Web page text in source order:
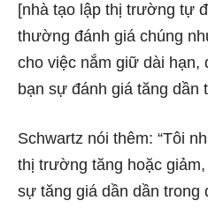
[nhà tạo lập thị trường tự
thường đánh giá chúng
cho việc nắm giữ dài hạn,
bạn sự đánh giá tăng dần
Schwartz nói thêm: “Tôi
thị trường tăng hoặc
sự tăng giá dần dần trong